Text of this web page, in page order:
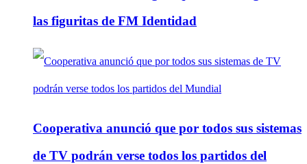
las figuritas de FM Identidad
Cooperativa anunció que por todos sus sistemas
de TV podrán verse todos los partidos del